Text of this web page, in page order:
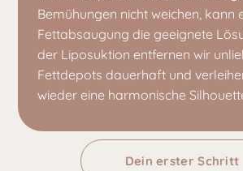
Bemühungen nicht weichen, kann
Fettabsaugung die geeignete
der Liposuktion entfernen wir
Fettdepots dauerhaft und
wieder eine harmonische
Dein erster Schritt